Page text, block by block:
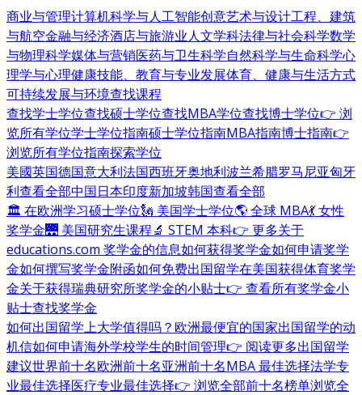
商业与管理计算机科学与人工智能创意艺术与设计工程、建筑
与航空金融与经济酒店与旅游业人文学科法律与社会科学数学
与物理科学媒体与营销医药与卫生科学自然科学与生命科学心
理学与心理健康技能、教育与专业发展体育、健康与生活方式
可持续发展与环境查找课程
查找学士学位查找硕士学位查找MBA学位查找博士学位👉 浏
览所有学位学士学位指南硕士学位指南MBA指南博士指南👉
浏览所有学位指南探索学位
美國英国德国意大利法国西班牙奥地利波兰希腊罗马尼亚匈牙
利查看全部中国日本印度新加坡韩国查看全部
🏛 在欧洲学习硕士学位🗽 美国学士学位🌎 全球 MBA💃 女性
奖学金🌉 美国研究生课程🔬 STEM 本科👉 更多关于
educations.com 奖学金的信息如何获得奖学金如何申请奖学
金如何撰写奖学金附函如何免费出国留学在美国获得体育奖学
金关于获得瑞典研究所奖学金的小贴士👉 查看所有奖学金小
贴士查找奖学金
如何出国留学上大学值得吗？ 欧洲最便宜的国家出国留学的动
机信如何申请海外学校学生的时间管理👉 阅读更多出国留学
建议世界前十名欧洲前十名亚洲前十名MBA 最佳选择法学专
业最佳选择医疗专业最佳选择👉 浏览全部前十名榜单浏览全